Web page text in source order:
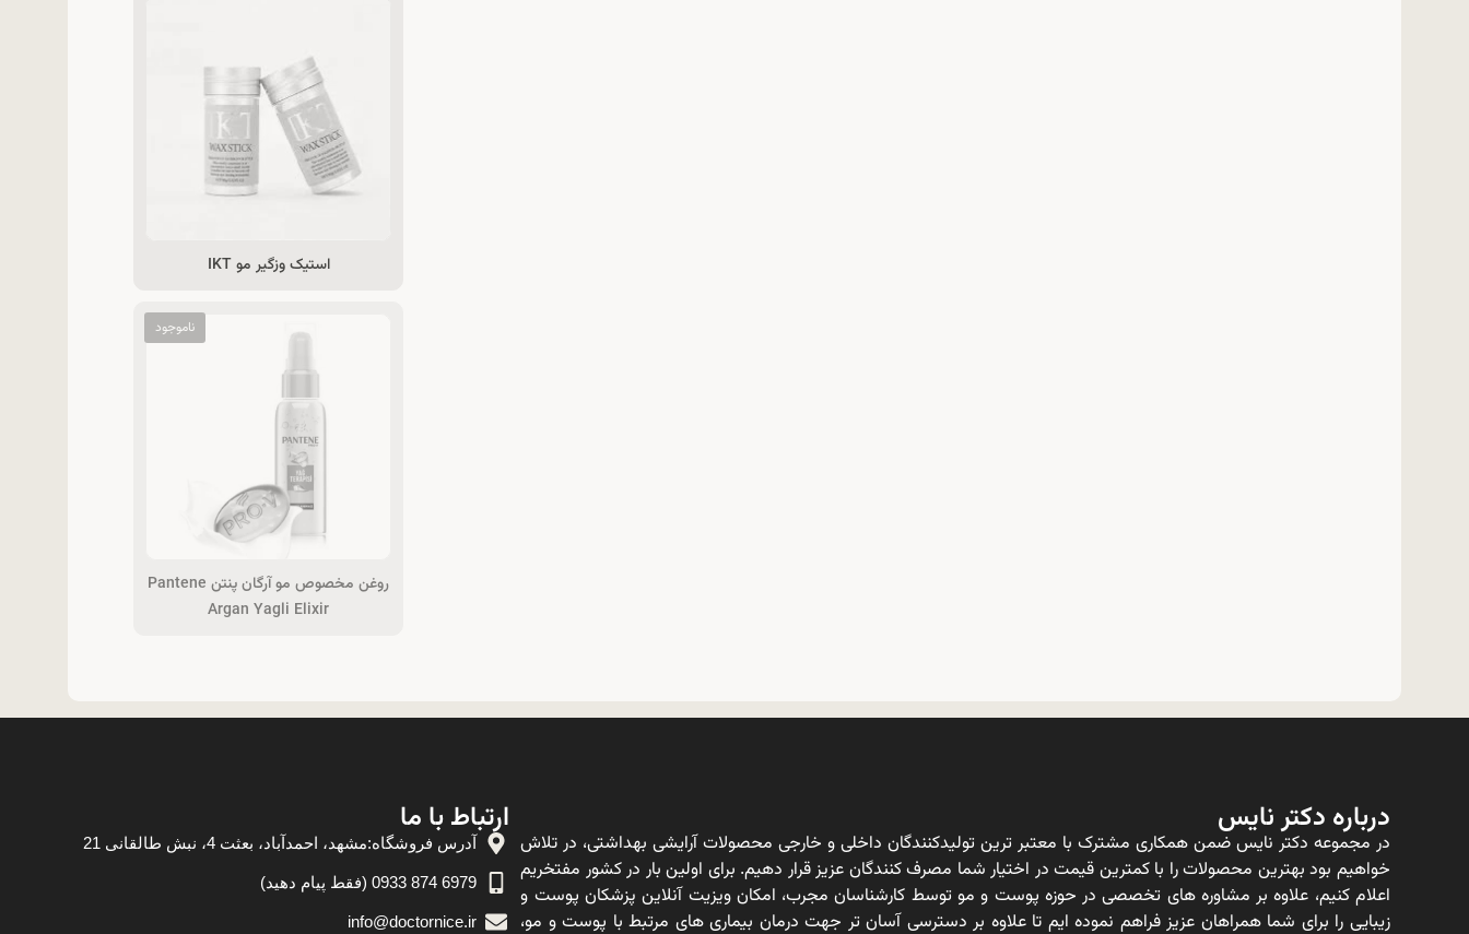
استیک وزگیر مو IKT
روغن مخصوص مو آرگان پنتن Pantene
Argan Yagli Elixir
درباره دکتر نایس
در مجموعه دکتر نایس ضمن همکاری مشترک با معتبر ترین تولیدکنندگان داخلی و خارجی محصولات آرایشی بهداشتی، در تلاش
خواهیم بود بهترین محصولات را با کمترین قیمت در اختیار شما مصرف کنندگان عزیز قرار دهیم. برای اولین بار در کشور مفتخریم
اعلام کنیم، علاوه بر مشاوره های تخصصی در حوزه پوست و مو توسط کارشناسان مجرب، امکان ویزیت آنلاین پزشکان پوست و
زیبایی را برای شما همراهان عزیز فراهم نموده ایم تا علاوه بر دسترسی آسان تر جهت درمان بیماری های مرتبط با پوست و مو،
ارتباط با ما
آدرس فروشگاه:مشهد، احمدآباد، بعثت 4، نبش طالقانی 21
6979 874 0933 (فقط پیام دهید)
info@doctornice.ir